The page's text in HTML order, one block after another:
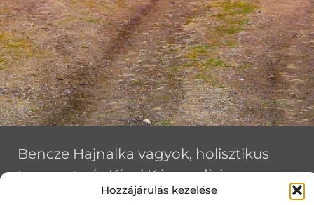
Hozzájárulás kezelése
Bencze Hajnalka vagyok, holisztikus
terapeuta és Kínai Képmedicina
(Chinese Image Medicine) Level II